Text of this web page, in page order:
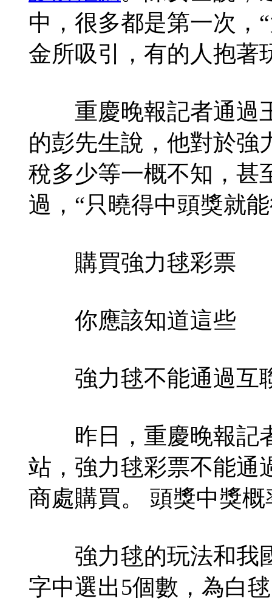
中，很多都是第一次，
金所吸引，有的人抱著
重慶晚報記者通過
的彭先生說，他對於強
稅多少等一概不知，甚
過，“只曉得中頭獎就
購買強力毬彩票
你應該知道這些
強力毬不能通過互
昨日，重慶晚報記
站，強力毬彩票不能通
商處購買。 頭獎中獎概
強力毬的玩法和我國
字中選出5個數，為白